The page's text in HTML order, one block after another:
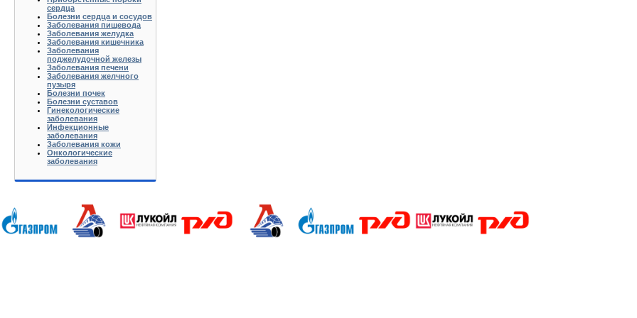
сердца
Болезни сердца и сосудов
Заболевания пищевода
Заболевания желудка
Заболевания кишечника
Заболевания
поджелудочной железы
Заболевания печени
Заболевания желчного
пузыря
Болезни почек
Болезни суставов
Гинекологические
заболевания
Инфекционные
заболевания
Заболевания кожи
Онкологические
заболевания